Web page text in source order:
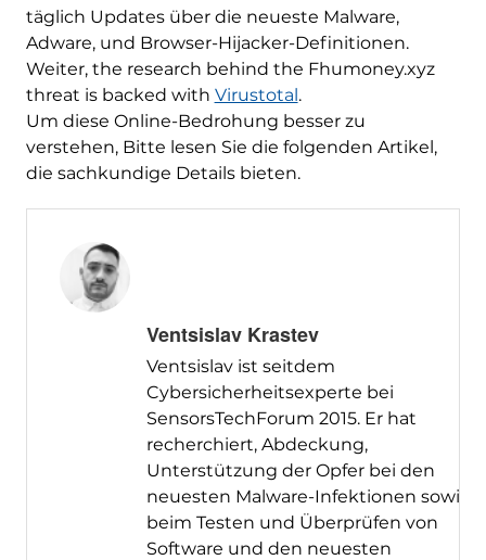
täglich Updates über die neueste Malware,
Adware, und Browser-Hijacker-Definitionen.
Weiter, the research behind the Fhumoney.xyz
threat is backed with Virustotal.
Um diese Online-Bedrohung besser zu
verstehen, Bitte lesen Sie die folgenden Artikel,
die sachkundige Details bieten.
Ventsislav Krastev
Ventsislav ist seitdem
Cybersicherheitsexperte bei
SensorsTechForum 2015. Er hat
recherchiert, Abdeckung,
Unterstützung der Opfer bei den
neuesten Malware-Infektionen sowie
beim Testen und Überprüfen von
Software und den neuesten